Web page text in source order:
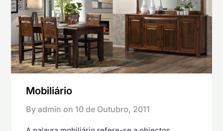
Mobiliário
By admin on 10 de Outubro, 2011